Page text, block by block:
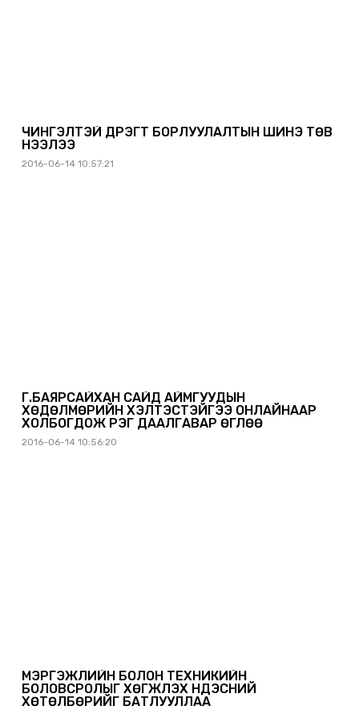
ЧИНГЭЛТЭЙ ДҮҮРЭГТ БОРЛУУЛАЛТЫН ШИНЭ ТӨВ
НЭЭЛЭЭ
2016-06-14 10:57:21
Г.БАЯРСАЙХАН САЙД АЙМГУУДЫН
ХӨДӨЛМӨРИЙН ХЭЛТЭСТЭЙГЭЭ ОНЛАЙНААР
ХОЛБОГДОЖ ҮҮРЭГ ДААЛГАВАР ӨГЛӨӨ
2016-06-14 10:56:20
МЭРГЭЖЛИЙН БОЛОН ТЕХНИКИЙН
БОЛОВСРОЛЫГ ХӨГЖҮҮЛЭХ ҮНДЭСНИЙ
ХӨТӨЛБӨРИЙГ БАТЛУУЛЛАА